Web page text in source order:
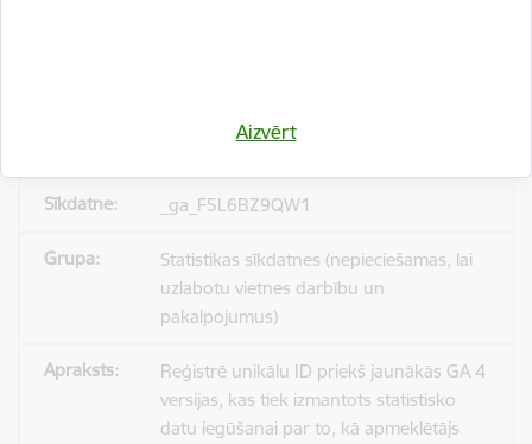
Aizvērt
24 stundas
_ga_F5L6BZ9QW1
Statistikas sīkdatnes (nepieciešamas, lai
uzlabotu vietnes darbību un
pakalpojumus)
Reģistrē unikālu ID priekš jaunākās GA 4
versijas, kas tiek izmantots statistisko
datu iegūšanai par to, kā apmeklētājs